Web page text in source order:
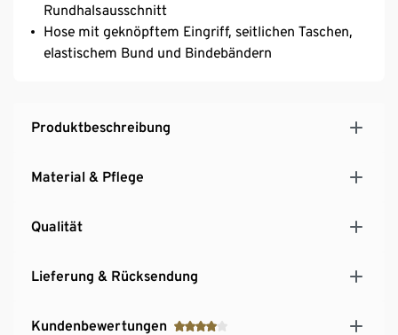
Rundhalsausschnitt
Hose mit geknöpftem Eingriff, seitlichen Taschen,
elastischem Bund und Bindebändern
Produktbeschreibung
Material & Pflege
Qualität
Lieferung & Rücksendung
Kundenbewertungen